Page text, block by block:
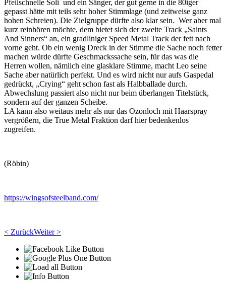
Pfeilschnelle Soli und ein Sänger, der gut gerne in die 80iger
gepasst hätte mit teils sehr hoher Stimmlage (und zeitweise ganz
hohen Schreien). Die Zielgruppe dürfte also klar sein. Wer aber mal
kurz reinhören möchte, dem bietet sich der zweite Track „Saints
And Sinners“ an, ein gradliniger Speed Metal Track der fett nach
vorne geht. Ob ein wenig Dreck in der Stimme die Sache noch fetter
machen würde dürfte Geschmackssache sein, für das was die
Herren wollen, nämlich eine glasklare Stimme, macht Leo seine
Sache aber natürlich perfekt. Und es wird nicht nur aufs Gaspedal
gedrückt, „Crying“ geht schon fast als Halbballade durch.
Abwechslung passiert also nicht nur beim überlangen Titelstück,
sondern auf der ganzen Scheibe.
LA kann also weitaus mehr als nur das Ozonloch mit Haarspray
vergrößern, die True Metal Fraktion darf hier bedenkenlos
zugreifen.
(Röbin)
https://wingsofsteelband.com/
< ZurückWeiter >